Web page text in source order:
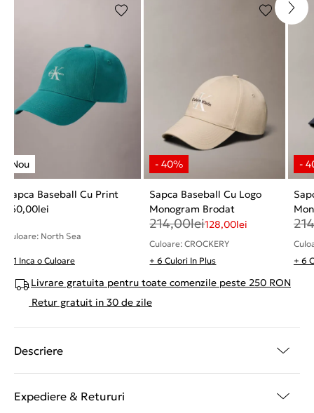
Sapca Baseball Cu Print
160,00lei
Culoare: North Sea
+ 1 Inca o Culoare
Sapca Baseball Cu Logo
Monogram Brodat
214,00lei128,00lei
Culoare: CROCKERY
+ 6 Culori In Plus
+ 6
Livrare gratuita pentru toate comenzile peste 250 RON
Retur gratuit in 30 de zile
Descriere
Expediere & Retururi